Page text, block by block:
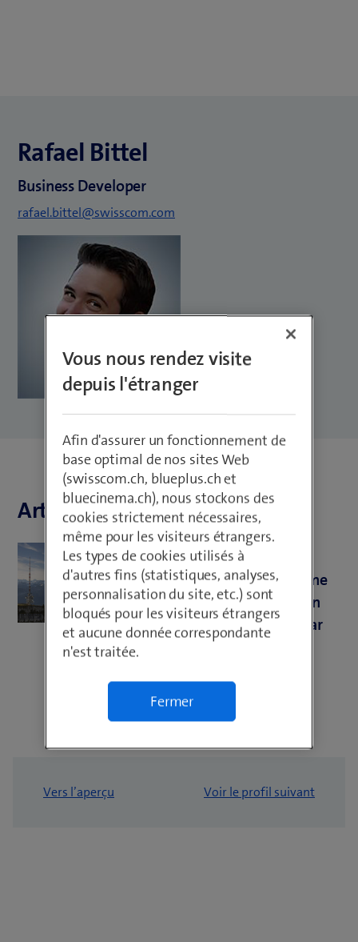
Rafael Bittel
Business Developer
rafael.bittel@swisscom.com
Articles de Rafael Bittel
Interns & Trainees
Le programme de stage comme
tremplin vers les sommets - un
récit d'expérience alimenté par
les clichés
Vers l’aperçu Voir le profil suivant
Vous nous rendez visite
depuis l'étranger
Afin d'assurer un fonctionnement de
base optimal de nos sites Web
(swisscom.ch, blueplus.ch et
bluecinema.ch), nous stockons des
cookies strictement nécessaires,
même pour les visiteurs étrangers.
Les types de cookies utilisés à
d'autres fins (statistiques, analyses,
personnalisation du site, etc.) sont
bloqués pour les visiteurs étrangers
et aucune donnée correspondante
n'est traitée.
Fermer